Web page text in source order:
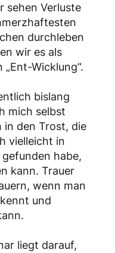
sehen Verluste
durchleben
wir es als
Wicklung“.
bislang
mich selbst
in den Trost, die
vielleicht in
habe,
kann. Trauer
wenn man
und
liegt darauf,